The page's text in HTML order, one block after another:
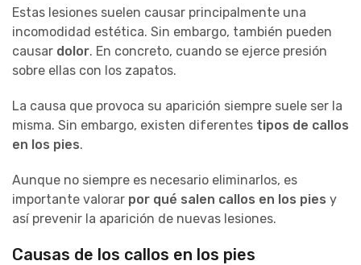
Estas lesiones suelen causar principalmente una
incomodidad estética. Sin embargo, también pueden
causar dolor. En concreto, cuando se ejerce presión
sobre ellas con los zapatos.
La causa que provoca su aparición siempre suele ser la
misma. Sin embargo, existen diferentes tipos de callos
en los pies.
Aunque no siempre es necesario eliminarlos, es
importante valorar por qué salen callos en los pies y
así prevenir la aparición de nuevas lesiones.
Causas de los callos en los pies